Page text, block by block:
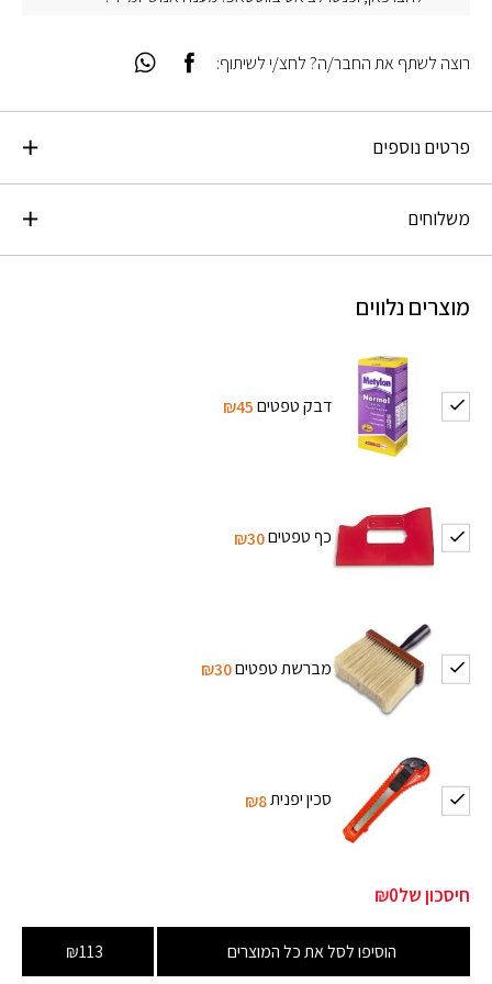
פרטים נוספים
משלוחים
מוצרים נלווים
דבק טפטים₪45
כף טפטים₪30
מברשת טפטים₪30
סכין יפנית₪8
חיסכון של₪0
הוסיפו לסל את כל המוצרים ₪113
רוצה לשתף את החבר/ה? לחצ/י לשיתוף: